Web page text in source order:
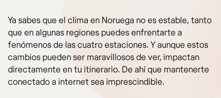
Ya sabes que el clima en Noruega no es estable, tanto
que en algunas regiones puedes enfrentarte a
fenómenos de las cuatro estaciones. Y aunque estos
cambios pueden ser maravillosos de ver, impactan
directamente en tu itinerario. De ahí que mantenerte
conectado a internet sea imprescindible.